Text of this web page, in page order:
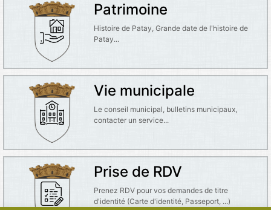
Patrimoine
Histoire de Patay, Grande date de l'histoire de
Patay...
Vie municipale
Le conseil municipal, bulletins municipaux,
contacter un service...
Prise de RDV
Prenez RDV pour vos demandes de titre
d'identité (Carte d'identité, Passeport, ...)